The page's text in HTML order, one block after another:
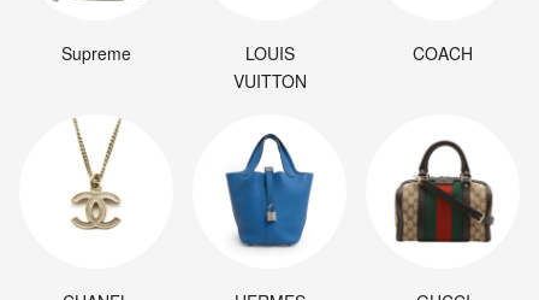
Supreme
LOUIS
VUITTON
COACH